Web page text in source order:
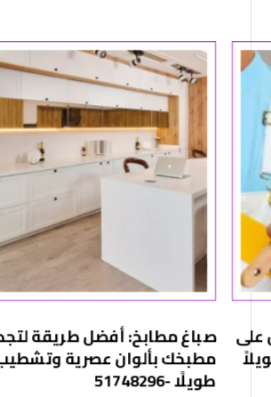
على صباغ مطابخ: أفضل طريقة
مطبخك بألوان عصرية
طويلًا -51748296